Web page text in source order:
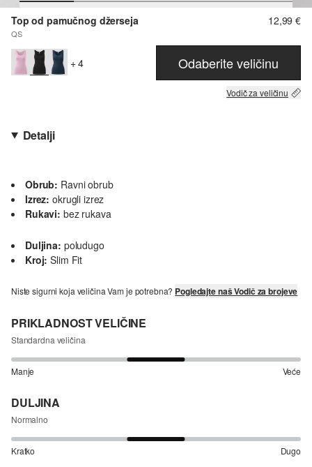
Top od pamučnog džerseja
QS
12,99 €
+ 4 Odaberite veličinu
Vodič za veličinu
Detalji
Obrub: Ravni obrub
Izrez: okrugli izrez
Rukavi: bez rukava
Duljina: poludugo
Kroj: Slim Fit
Niste sigurni koja veličina Vam je potrebna? Pogledajte naš Vodič za brojeve
PRIKLADNOST VELIČINE
Standardna veličina
Manje Veće
DULJINA
Normalno
Kratko Dugo